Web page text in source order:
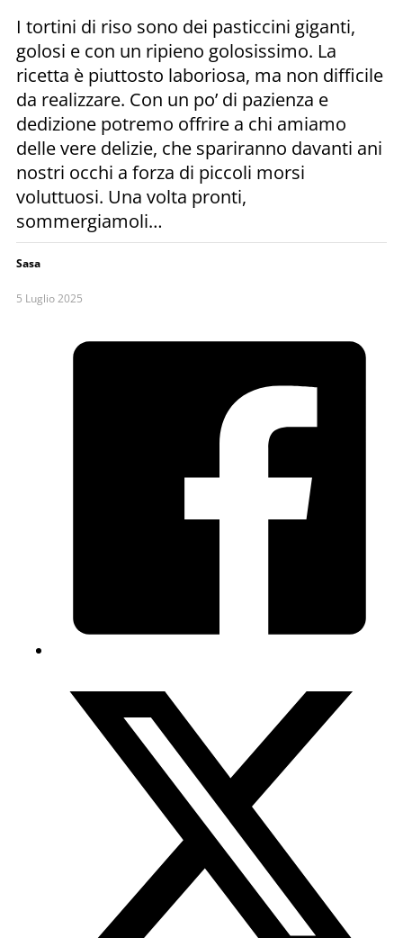
I tortini di riso sono dei pasticcini giganti,
golosi e con un ripieno golosissimo. La
ricetta è piuttosto laboriosa, ma non difficile
da realizzare. Con un po’ di pazienza e
dedizione potremo offrire a chi amiamo
delle vere delizie, che spariranno davanti ani
nostri occhi a forza di piccoli morsi
voluttuosi. Una volta pronti,
sommergiamoli…
Sasa
5 Luglio 2025